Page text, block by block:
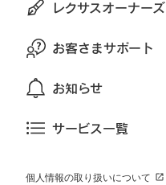
レクサスオーナー
お客さまサポート
お知らせ
サービス一覧
個人情報の取り扱いについて